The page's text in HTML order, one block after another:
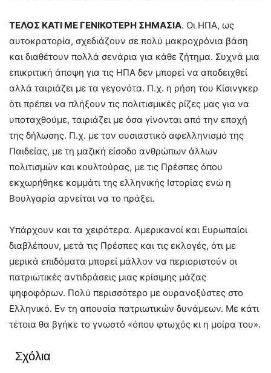
ΤΕΛΟΣ ΚΑΤΙ ΜΕ ΓΕΝΙΚΟΤΕΡΗ ΣΗΜΑΣΙΑ. Οι ΗΠΑ, ως
αυτοκρατορία, σχεδιάζουν σε πολύ μακροχρόνια βάση
και διαθέτουν πολλά σενάρια για κάθε ζήτημα. Συχνά μια
επικριτική άποψη για τις ΗΠΑ δεν μπορεί να αποδειχθεί
αλλά ταιριάζει με τα γεγονότα. Π.χ. η ρήση του Κίσινγκερ
ότι πρέπει να πλήξουν τις πολιτισμικές ρίζες μας για να
υποταχθούμε, ταιριάζει με όσα γίνονται από την εποχή
της δήλωσης. Π.χ. με τον ουσιαστικό αφελληνισμό της
Παιδείας, με τη μαζική είσοδο ανθρώπων άλλων
πολιτισμών και κουλτούρας, με τις Πρέσπες όπου
εκχωρήθηκε κομμάτι της ελληνικής Ιστορίας ενώ η
Βουλγαρία αρνείται να το πράξει.
Υπάρχουν και τα χειρότερα. Αμερικανοί και Ευρωπαίοι
διαβλέπουν, μετά τις Πρέσπες και τις εκλογές, ότι με
μερικά επιδόματα μπορεί μάλλον να περιοριστούν οι
πατριωτικές αντιδράσεις μιας κρίσιμης μάζας
ψηφοφόρων. Πολύ περισσότερο με ουρανοξύστες στο
Ελληνικό. Εν τη απουσία πατριωτικών δυνάμεων. Με κάτι
τέτοια θα βγήκε το γνωστό «όπου φτωχός κι η μοίρα του».
Σχόλια